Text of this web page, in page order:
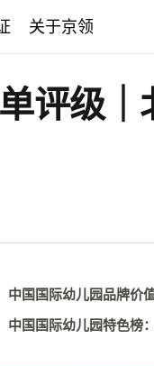
关于京领
评级
中国国际幼儿园品牌价
中国国际幼儿园特色榜：